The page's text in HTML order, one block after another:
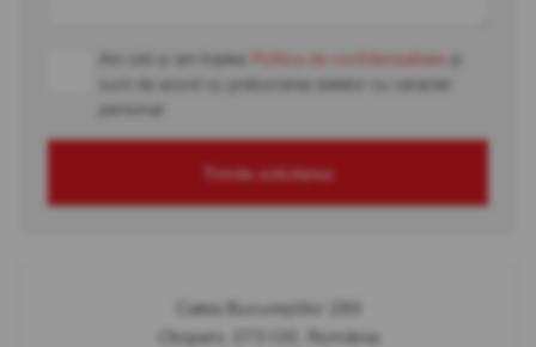
Am citit și am înțeles Politica de confidențialitate
sunt de acord cu prelucrarea datelor cu caracter
personal
Trimite solicitarea
Calea Bucureștilor 289
Otopeni, 075100, România